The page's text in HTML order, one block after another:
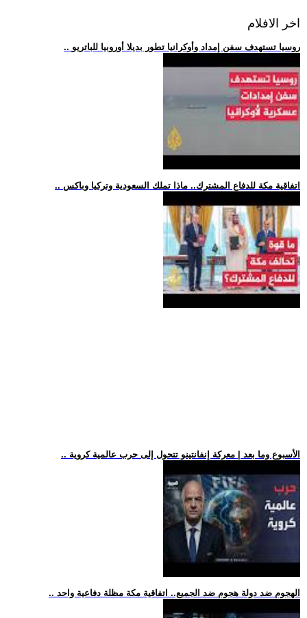
اخر الافلام
.. روسيا تستهدف سفن إمداد وأوكرانيا تطور بديلا أوروبيا للباتريو
.. اتفاقية مكة للدفاع المشترك.. ماذا تملك السعودية وتركيا وباكس
.. الأسبوع وما بعد | معركة إنفانتينو تتحول إلى حرب عالمية كروية
.. الهجوم ضد دولة هجوم ضد الجميع.. اتفاقية مكة مظلة دفاعية واحد